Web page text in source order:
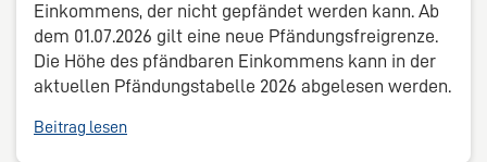
Einkommens, der nicht gepfändet werden kann. Ab
dem 01.07.2026 gilt eine neue Pfändungsfreigrenze.
Die Höhe des pfändbaren Einkommens kann in der
aktuellen Pfändungstabelle 2026 abgelesen werden.
Beitrag lesen